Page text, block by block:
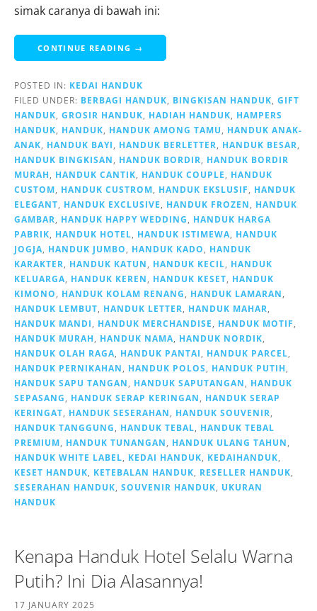
simak caranya di bawah ini:
CONTINUE READING →
POSTED IN: KEDAI HANDUK
FILED UNDER: BERBAGI HANDUK, BINGKISAN HANDUK, GIFT
HANDUK, GROSIR HANDUK, HADIAH HANDUK, HAMPERS
HANDUK, HANDUK, HANDUK AMONG TAMU, HANDUK ANAK-
ANAK, HANDUK BAYI, HANDUK BERLETTER, HANDUK BESAR,
HANDUK BINGKISAN, HANDUK BORDIR, HANDUK BORDIR
MURAH, HANDUK CANTIK, HANDUK COUPLE, HANDUK
CUSTOM, HANDUK CUSTROM, HANDUK EKSLUSIF, HANDUK
ELEGANT, HANDUK EXCLUSIVE, HANDUK FROZEN, HANDUK
GAMBAR, HANDUK HAPPY WEDDING, HANDUK HARGA
PABRIK, HANDUK HOTEL, HANDUK ISTIMEWA, HANDUK
JOGJA, HANDUK JUMBO, HANDUK KADO, HANDUK
KARAKTER, HANDUK KATUN, HANDUK KECIL, HANDUK
KELUARGA, HANDUK KEREN, HANDUK KESET, HANDUK
KIMONO, HANDUK KOLAM RENANG, HANDUK LAMARAN,
HANDUK LEMBUT, HANDUK LETTER, HANDUK MAHAR,
HANDUK MANDI, HANDUK MERCHANDISE, HANDUK MOTIF,
HANDUK MURAH, HANDUK NAMA, HANDUK NORDIK,
HANDUK OLAH RAGA, HANDUK PANTAI, HANDUK PARCEL,
HANDUK PERNIKAHAN, HANDUK POLOS, HANDUK PUTIH,
HANDUK SAPU TANGAN, HANDUK SAPUTANGAN, HANDUK
SEPASANG, HANDUK SERAP KERINGAN, HANDUK SERAP
KERINGAT, HANDUK SESERAHAN, HANDUK SOUVENIR,
HANDUK TANGGUNG, HANDUK TEBAL, HANDUK TEBAL
PREMIUM, HANDUK TUNANGAN, HANDUK ULANG TAHUN,
HANDUK WHITE LABEL, KEDAI HANDUK, KEDAIHANDUK,
KESET HANDUK, KETEBALAN HANDUK, RESELLER HANDUK,
SESERAHAN HANDUK, SOUVENIR HANDUK, UKURAN
HANDUK
Kenapa Handuk Hotel Selalu Warna
Putih? Ini Dia Alasannya!
17 JANUARY 2025